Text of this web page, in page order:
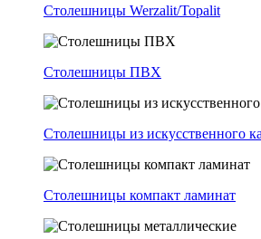
Столешницы Werzalit/Topalit
Столешницы ПВХ
Столешницы из искусственного
Столешницы компакт ламинат